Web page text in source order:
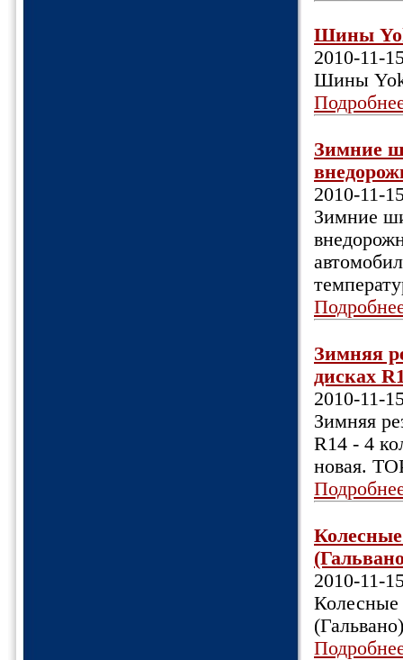
Шины
2010-11-
Шины
Зимние
2010-11-
Зимние
Зимняя
дисках
2010-11-
Зимняя
R14 - 4
новая.
2010-11-
Колесные
(Гальвано)